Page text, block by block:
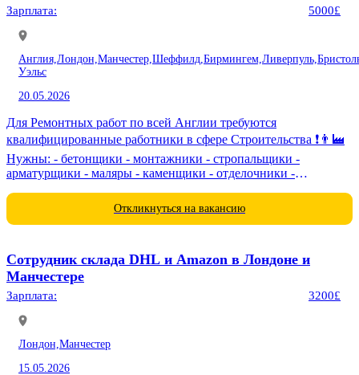
Зарплата: 5000£
Англия, Лондон, Манчестер, Шеффилд, Бирмингем, Ливерпуль,
Уэльс
20.05.2026
Для Ремонтных работ по всей Англии требуются
квалифицированные работники в сфере Строительства ❗️👨‍🏭
Нужны: - бетонщики - монтажники - стропальщики -
арматурщики - маляры - каменщики - отделочники -
Откликнуться на вакансию
Сотрудник склада DHL и Amazon в Лондоне и
Манчестере
Зарплата: 3200£
Лондон, Манчестер
15.05.2026